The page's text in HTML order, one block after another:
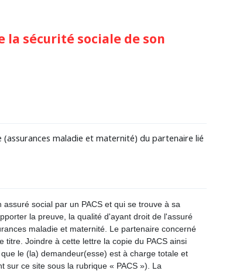
la sécurité sociale de son
maladie et maternité) du partenaire lié
social par un PACS et qui se trouve à sa
la preuve, la qualité d'ayant droit de l'assuré
maladie et maternité. Le partenaire concerné
Joindre à cette lettre la copie du PACS ainsi
le (la) demandeur(esse) est à charge totale et
sur ce site sous la rubrique « PACS »). La